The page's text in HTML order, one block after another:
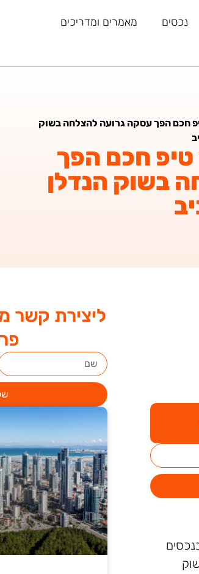
נכסים מאמרים ומדריכים
חכם הפך עסקה גרועה להצלחה בשוק
חכם הפך
בשוק הנדלן
ליצירת קשר